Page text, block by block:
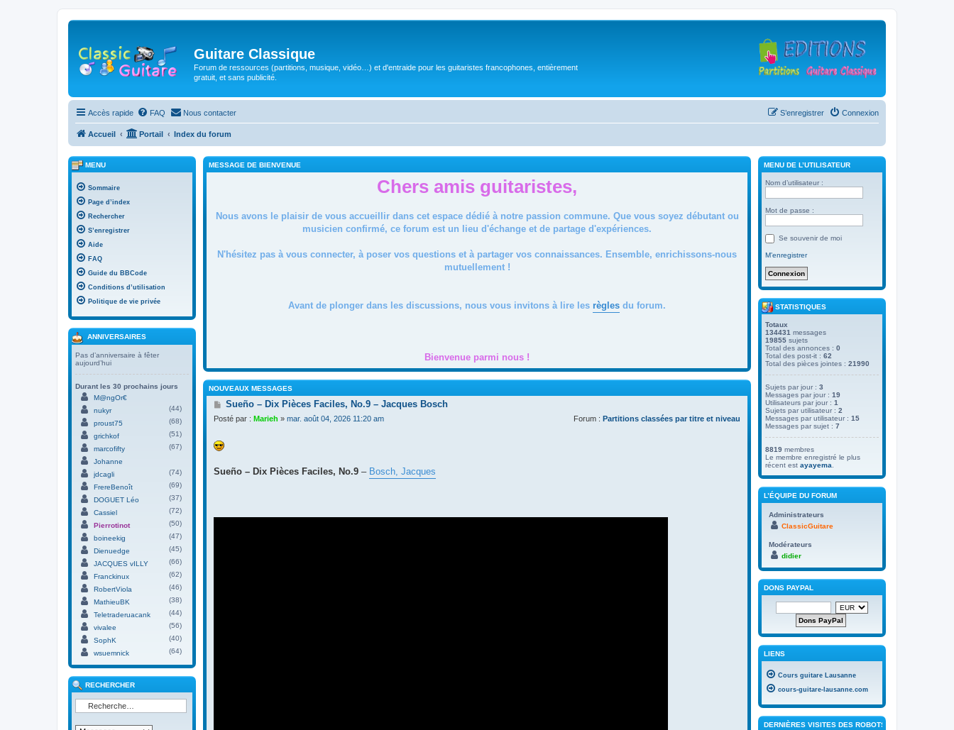
Guitare Classique
Forum de ressources (partitions, musique, vidéo…) et d'entraide pour les guitaristes francophones, entièrement
gratuit, et sans publicité.
Accès rapide FAQ Nous contacter Connexion
S’enregistrer
Accueil Portail Index du forum
MESSAGE DE BIENVENUE
Chers amis guitaristes,
Nous avons le plaisir de vous accueillir dans cet espace dédié à notre passion commune. Que vous soyez débutant ou
musicien confirmé, ce forum est un lieu d'échange et de partage d'expériences.
N'hésitez pas à vous connecter, à poser vos questions et à partager vos connaissances. Ensemble, enrichissons-nous
mutuellement !
Avant de plonger dans les discussions, nous vous invitons à lire les règles du forum.
Bienvenue parmi nous !
NOUVEAUX MESSAGES
M
s
a
g
Sueño – Dix Pièces Faciles, No.9 – Jacques Bosch
Posté par : Marieh » mar. août 04, 2026 11:20 am Forum : Partitions classées par titre et niveau
Sueño – Dix Pièces Faciles, No.9 – Bosch, Jacques
MENU
Sommaire
Page d’index
Rechercher
S’enregistrer
Aide
FAQ
Guide du BBCode
Conditions d’utilisation
Politique de vie privée
ANNIVERSAIRES
Pas d’anniversaire à fêter
aujourd’hui
Durant les 30 prochains jours
M@ngOr€
nukyr
(44)
proust75
(68)
grichkof
(51)
marcofifty
(67)
Johanne
jdcagli
(74)
FrereBenoît
(69)
DOGUET Léo
(37)
Cassiel
(72)
Pierrotinot
(50)
boineekig
(47)
Dienuedge
(45)
JACQUES vILLY
(66)
Franckinux
(62)
RobertViola
(46)
MathieuBK
(38)
Teletraderuacank
(44)
vivalee
(56)
SophK
(40)
wsuemnick
(64)
RECHERCHER
MENU DE L’UTILISATEUR
Nom d’utilisateur :
Mot de passe :
Se souvenir de moi
M’enregistrer
STATISTIQUES
Totaux
134431 messages
19855 sujets
Total des annonces : 0
Total des post-it : 62
Total des pièces jointes : 21990
Sujets par jour : 3
Messages par jour : 19
Utilisateurs par jour : 1
Sujets par utilisateur : 2
Messages par utilisateur : 15
Messages par sujet : 7
8819 membres
Le membre enregistré le plus
récent est ayayema.
L’ÉQUIPE DU FORUM
Administrateurs
ClassicGuitare
Modérateurs
didier
DONS PAYPAL
LIENS
Cours guitare Lausanne
cours-guitare-lausanne.com
DERNIÈRES VISITES DES ROBOTS